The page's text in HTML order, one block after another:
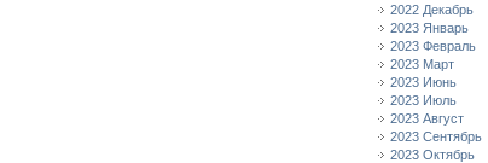
2022 Декабрь
2023 Январь
2023 Февраль
2023 Март
2023 Июнь
2023 Июль
2023 Август
2023 Сентябрь
2023 Октябрь